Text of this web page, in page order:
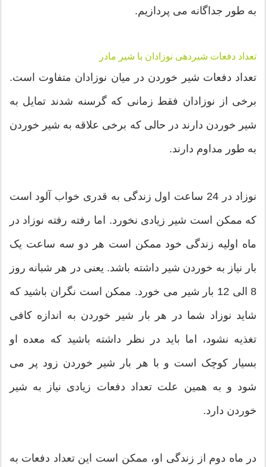
به طور جداگانه می پردازیم.
تعداد دفعات شیردهی نوزادان با شیر مادر
تعداد دفعات شیر خوردن در میان نوزادان متفاوت است.
برخی از نوزادان فقط زمانی که گرسنه شدند تمایل به
شیر خوردن دارند در حالی که برخی علاقه به شیر خوردن
به طور مداوم دارند.
نوزاد در 24 ساعت اول زندگی به قدری خواب آلود است
که ممکن است شیر زیادی نخورد. اما رفته رفته نوزاد در
ماه اولیه زندگی خود ممکن است هر دو سه ساعت یک
بار نیاز به خوردن شیر داشته باشد. یعنی در هر شبانه روز
8 الی 12 بار شیر می خورد. ممکن است نگران باشید که
شاید نوزاد شما در هر بار شیر خوردن به اندازه کافی
تغذیه نشود، اما باید در نظر داشته باشید که معده او
بسیار کوچک است و با هر بار شیر خوردن زود پر می
شود و به همین علت تعداد دفعات زیادی نیاز به شیر
خوردن دارد.
در ماه دوم از زندگی او، ممکن است این تعداد دفعات به